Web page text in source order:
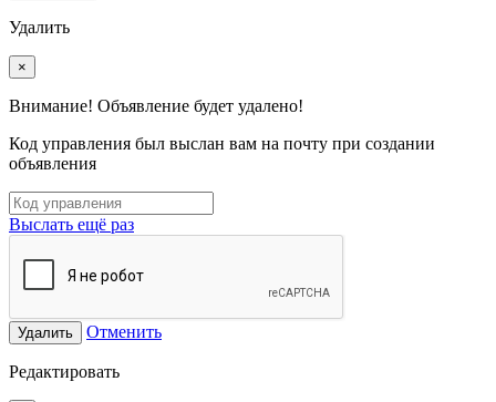
Удалить
×
Внимание! Объявление будет удалено!
Код управления был выслан вам на почту при создании
объявления
Выслать ещё раз
Удалить Отменить
Редактировать